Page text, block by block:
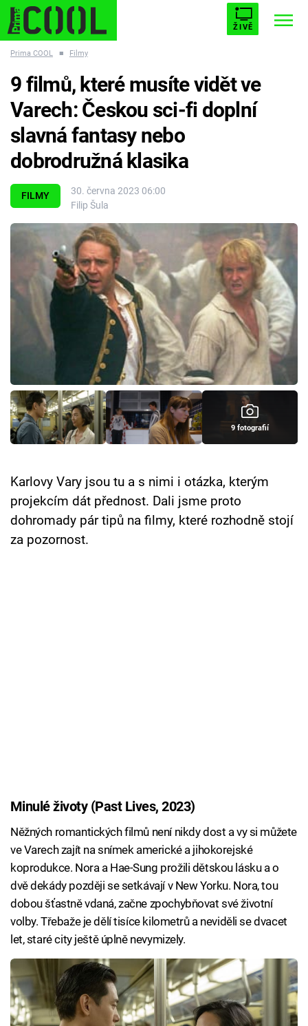
ŽIVĚ
ESCAPE PLNEJ KOTEL AVENGERS 5
Témata
Filmy
Seriály
Hry
Cool Esport
Pořady
TV Program
Sledujte prima+
Sledujte nás
Prima COOL ■ Filmy
FILMY
30. června 2023 06:00
Filip Šula
9 filmů, které musíte vidět ve
Varech: Českou sci-fi doplní
slavná fantasy nebo
dobrodružná klasika
9 fotografií
Karlovy Vary jsou tu a s nimi i otázka, kterým
projekcím dát přednost. Dali jsme proto
dohromady pár tipů na filmy, které rozhodně stojí
za pozornost.
Minulé životy (Past Lives, 2023)
Něžných romantických filmů není nikdy dost a vy si můžete
ve Varech zajít na snímek americké a jihokorejské
koprodukce. Nora a Hae-Sung prožili dětskou lásku a o
dvě dekády později se setkávají v New Yorku. Nora, tou
dobou šťastně vdaná, začne zpochybňovat své životní
volby. Třebaže je dělí tisíce kilometrů a neviděli se dvacet
let, staré city ještě úplně nevymizely.